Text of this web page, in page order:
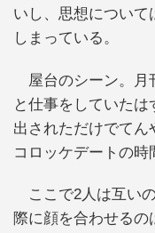
いし、思想について
しまっている。
屋台のシーン。月
と仕事をしていたは
出されただけでてん
コロッケデートの時
ここで2人は互い
際に顔を合わせる